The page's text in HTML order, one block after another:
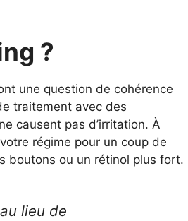
?
une question de cohérence
traitement avec des
causent pas d’irritation. À
régime pour un coup de
boutons ou un rétinol plus fort.
lieu de